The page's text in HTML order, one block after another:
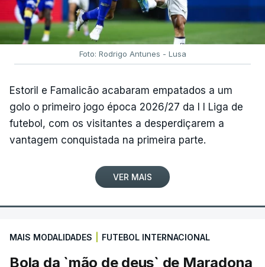
Foto: Rodrigo Antunes - Lusa
Estoril e Famalicão acabaram empatados a um
golo o primeiro jogo época 2026/27 da I I Liga de
futebol, com os visitantes a desperdiçarem a
vantagem conquistada na primeira parte.
VER MAIS
MAIS MODALIDADES FUTEBOL INTERNACIONAL
Bola da `mão de deus` de Maradona